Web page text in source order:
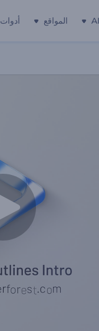
المواقع أدوات